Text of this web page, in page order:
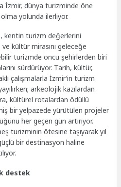
İzmir, dünya turizminde öne
yolunda ilerliyor.
kentin turizm değerlerini
kültür mirasını geleceğe
turizmde öncü şehirlerden biri
sürdürüyor. Tarih, kültür,
çalışmalarla İzmir’in turizm
arkeolojik kazılardan
kültürel rotalardan ödüllü
bir yelpazede yürütülen projeler
her geçen gün artırıyor.
turizminin ötesine taşıyarak yıl
bir destinasyon haline
destek